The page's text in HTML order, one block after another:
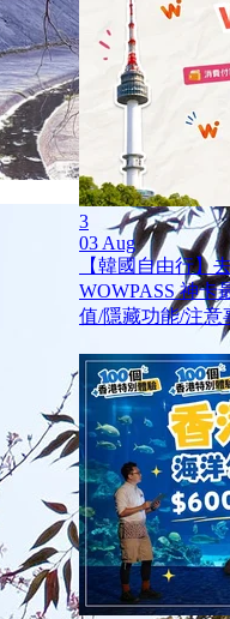
3
03 Aug
【韓國自由行】
WOWPASS 神卡
值/隱藏功能/注意